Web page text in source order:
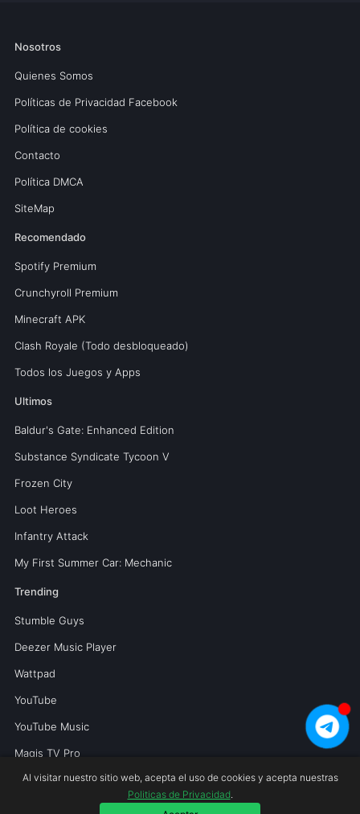
Nosotros
Quienes Somos
Políticas de Privacidad Facebook
Política de cookies
Contacto
Política DMCA
SiteMap
Recomendado
Spotify Premium
Crunchyroll Premium
Minecraft APK
Clash Royale (Todo desbloqueado)
Todos los Juegos y Apps
Ultimos
Baldur's Gate: Enhanced Edition
Substance Syndicate Tycoon V
Frozen City
Loot Heroes
Infantry Attack
My First Summer Car: Mechanic
Trending
Stumble Guys
Deezer Music Player
Wattpad
YouTube
YouTube Music
Magis TV Pro
Copyright © 2026 Mundoperfecto.net.
Al visitar nuestro sitio web, acepta el uso de cookies y acepta nuestras
Politicas de Privacidad.